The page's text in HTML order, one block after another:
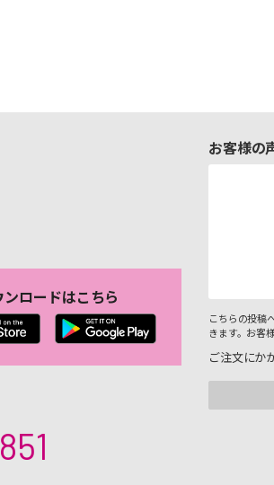
ンロードはこちら
お客様の
こちらの投稿
きます。お客
ご注文にか